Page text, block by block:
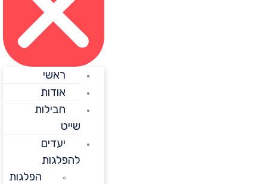
ראשי
אודות
חבילות
יעדים
להפלגות
הפלגות